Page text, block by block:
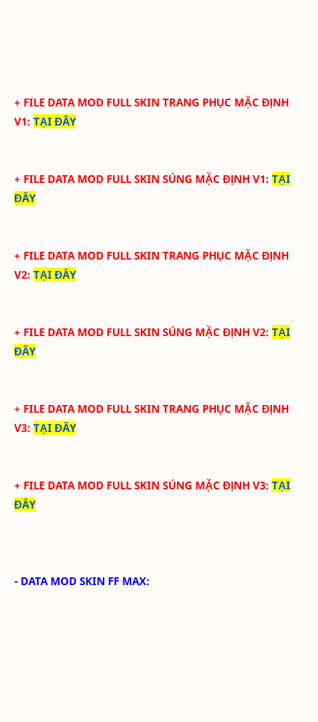
+ FILE DATA MOD FULL SKIN TRANG PHỤC MẶC ĐỊNH
V1: TẠI ĐÂY
+ FILE DATA MOD FULL SKIN SÚNG MẶC ĐỊNH V1: TẠI
ĐÂY
+ FILE DATA MOD FULL SKIN TRANG PHỤC MẶC ĐỊNH
V2: TẠI ĐÂY
+ FILE DATA MOD FULL SKIN SÚNG MẶC ĐỊNH V2: TẠI
ĐÂY
+ FILE DATA MOD FULL SKIN TRANG PHỤC MẶC ĐỊNH
V3: TẠI ĐÂY
+ FILE DATA MOD FULL SKIN SÚNG MẶC ĐỊNH V3: TẠI
ĐÂY
- DATA MOD SKIN FF MAX: